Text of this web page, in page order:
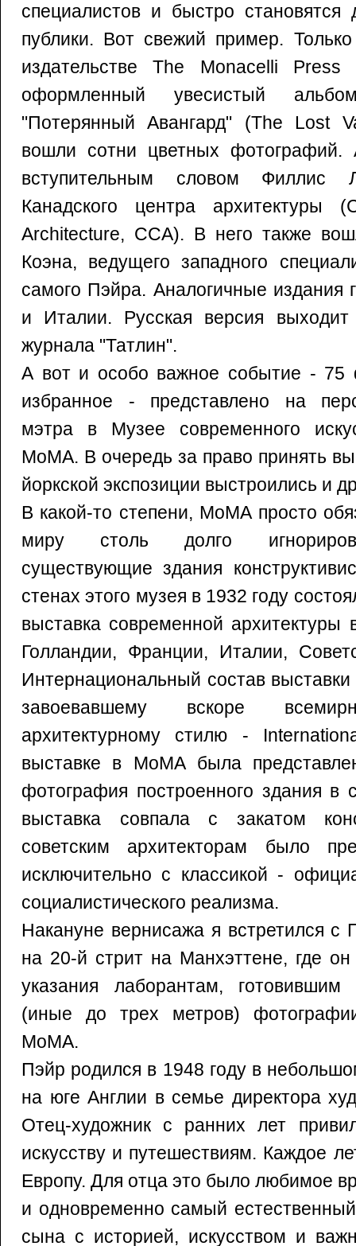
специалистов и быстро становятся
публики. Вот свежий пример.
издательстве The Monacelli Press
оформленный увесистый
"Потерянный Авангард" (The Lost
вошли сотни цветных фотографий.
вступительным словом Филлис
Канадского центра архитектуры
Architecture, CCA). В него также
Коэна, ведущего западного
самого Пэйра. Аналогичные издания
и Италии. Русская версия
журнала "Татлин".
А вот и особо важное событие - 75
избранное - представлено на
мэтра в Музее современного
МоМА. В очередь за право принять
йоркской экспозиции выстроились и
В какой-то степени, МоМА просто
миру столь долго
существующие здания
стенах этого музея в 1932 году
выставка современной архитектуры
Голландии, Франции, Италии,
Интернациональный состав
завоевавшему вскоре
архитектурному стилю -
выставке в МоМА была
фотография построенного здания в
выставка совпала с закатом
советским архитекторам было
исключительно с классикой -
социалистического реализма.
Накануне вернисажа я встретился с
на 20-й стрит на Манхэттене, где
указания лаборантам,
(иные до трех метров)
МоМА.
Пэйр родился в 1948 году в
на юге Англии в семье директора
Отец-художник с ранних лет
искусству и путешествиям. Каждое
Европу. Для отца это было любимое
и одновременно самый
сына с историей, искусством и